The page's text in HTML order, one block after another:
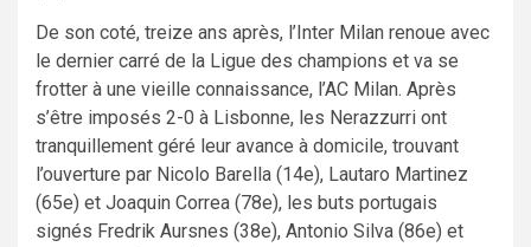
De son coté, treize ans après, l’Inter Milan renoue avec
le dernier carré de la Ligue des champions et va se
frotter à une vieille connaissance, l’AC Milan. Après
s’être imposés 2-0 à Lisbonne, les Nerazzurri ont
tranquillement géré leur avance à domicile, trouvant
l’ouverture par Nicolo Barella (14e), Lautaro Martinez
(65e) et Joaquin Correa (78e), les buts portugais
signés Fredrik Aursnes (38e), Antonio Silva (86e) et